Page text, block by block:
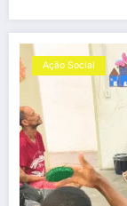
Ação Social